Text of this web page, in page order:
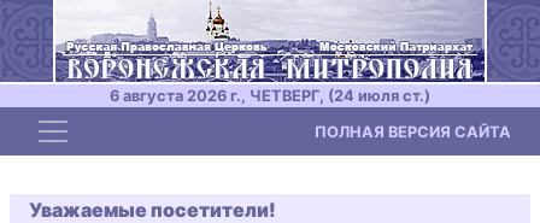
6 августа 2026 г., ЧЕТВЕРГ, (24 июля ст.)
Toggle navigation ПОЛНАЯ ВЕРСИЯ САЙТА
Уважаемые посетители!